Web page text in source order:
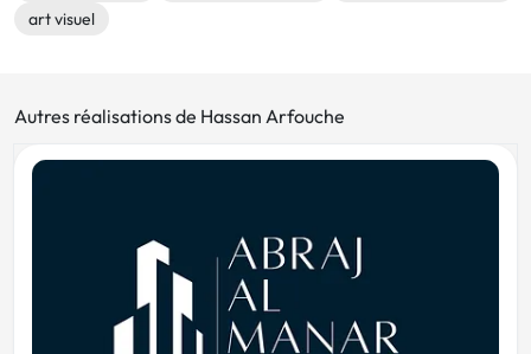
art visuel
Autres réalisations de Hassan Arfouche